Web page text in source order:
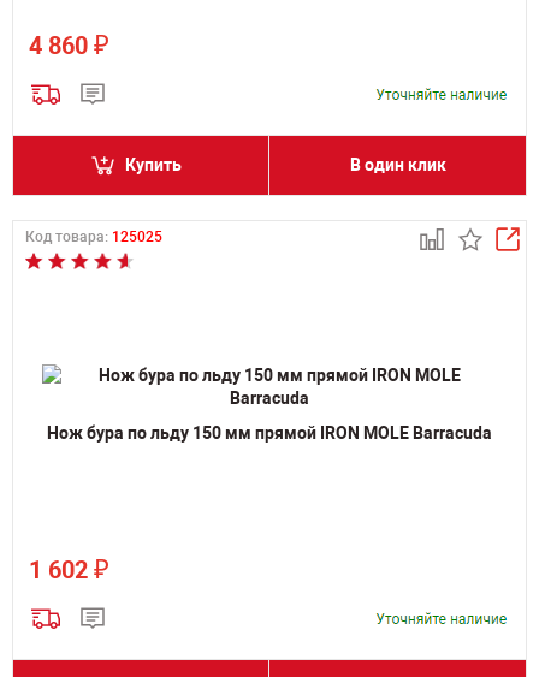
4 860 ₽
Купить В один клик
Код товара: 125025
Нож бура по льду 150 мм прямой IRON MOLE Barracuda
1 602 ₽